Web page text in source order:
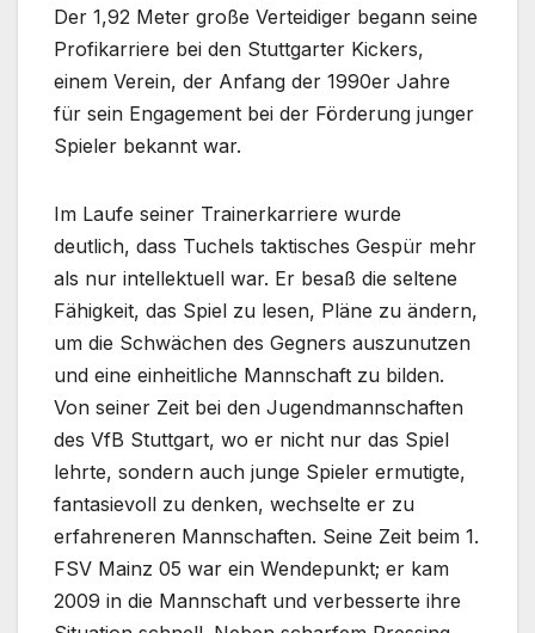
Der 1,92 Meter große Verteidiger begann seine
Profikarriere bei den Stuttgarter Kickers,
einem Verein, der Anfang der 1990er Jahre
für sein Engagement bei der Förderung junger
Spieler bekannt war.
Im Laufe seiner Trainerkarriere wurde
deutlich, dass Tuchels taktisches Gespür mehr
als nur intellektuell war. Er besaß die seltene
Fähigkeit, das Spiel zu lesen, Pläne zu ändern,
um die Schwächen des Gegners auszunutzen
und eine einheitliche Mannschaft zu bilden.
Von seiner Zeit bei den Jugendmannschaften
des VfB Stuttgart, wo er nicht nur das Spiel
lehrte, sondern auch junge Spieler ermutigte,
fantasievoll zu denken, wechselte er zu
erfahreneren Mannschaften. Seine Zeit beim 1.
FSV Mainz 05 war ein Wendepunkt; er kam
2009 in die Mannschaft und verbesserte ihre